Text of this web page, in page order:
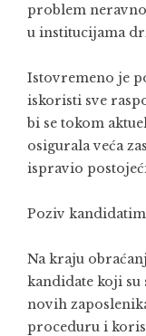
problem
u institucijama
Istovremeno je
iskoristi sve
bi se tokom
osigurala veća
ispravio
Poziv
Na kraju
kandidate koji
novih
proceduru i